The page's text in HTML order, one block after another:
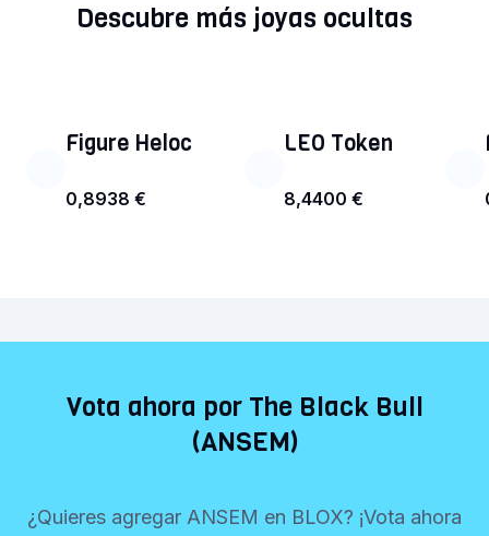
Descubre más joyas ocultas
Figure Heloc
0,8938 €
LEO Token
8,4400 €
Vota ahora por The Black Bull
(ANSEM)
¿Quieres agregar ANSEM en BLOX? ¡Vota ahora